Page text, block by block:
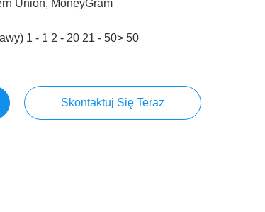
Union, MoneyGram
1 - 1 2 - 20 21 - 50> 50
Skontaktuj Się Teraz